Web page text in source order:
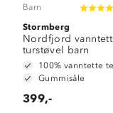
Barn
Stormberg
Nordfjord vanntett
turstøvel barn
100% vanntette
Gummisåle
399,-
Kontakt oss
Kundeklubb
Etisk handel
Dyreetikk
1% til samfunnet
Inkludering
Alt du trenger til
Dette trenger
Gravidklær
Hvordan velge